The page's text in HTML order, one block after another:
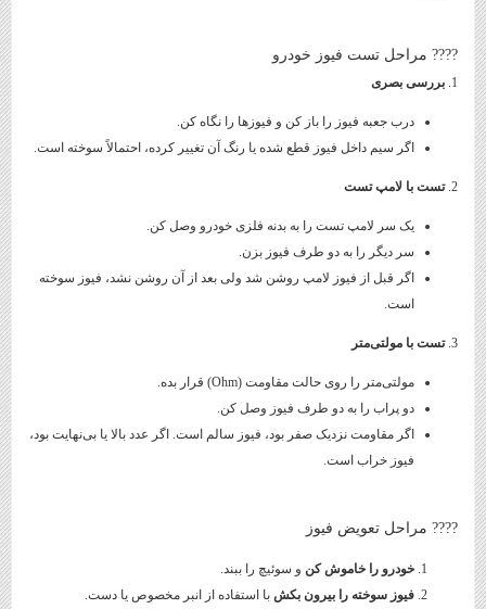
???? مراحل تست فیوز خودرو
1. بررسی بصری
درب جعبه فیوز را باز کن و فیوزها را نگاه کن.
اگر سیم داخل فیوز قطع شده یا رنگ آن تغییر کرده، احتمالاً سوخته است.
2. تست با لامپ تست
یک سر لامپ تست را به بدنه فلزی خودرو وصل کن.
سر دیگر را به دو طرف فیوز بزن.
اگر قبل از فیوز لامپ روشن شد ولی بعد از آن روشن نشد، فیوز سوخته
است.
3. تست با مولتی‌متر
مولتی‌متر را روی حالت مقاومت (Ohm) قرار بده.
دو پراب را به دو طرف فیوز وصل کن.
اگر مقاومت نزدیک صفر بود، فیوز سالم است. اگر عدد بالا یا بی‌نهایت بود،
فیوز خراب است.
???? مراحل تعویض فیوز
خودرو را خاموش کن و سوئیچ را ببند.
فیوز سوخته را بیرون بکش با استفاده از انبر مخصوص یا دست.